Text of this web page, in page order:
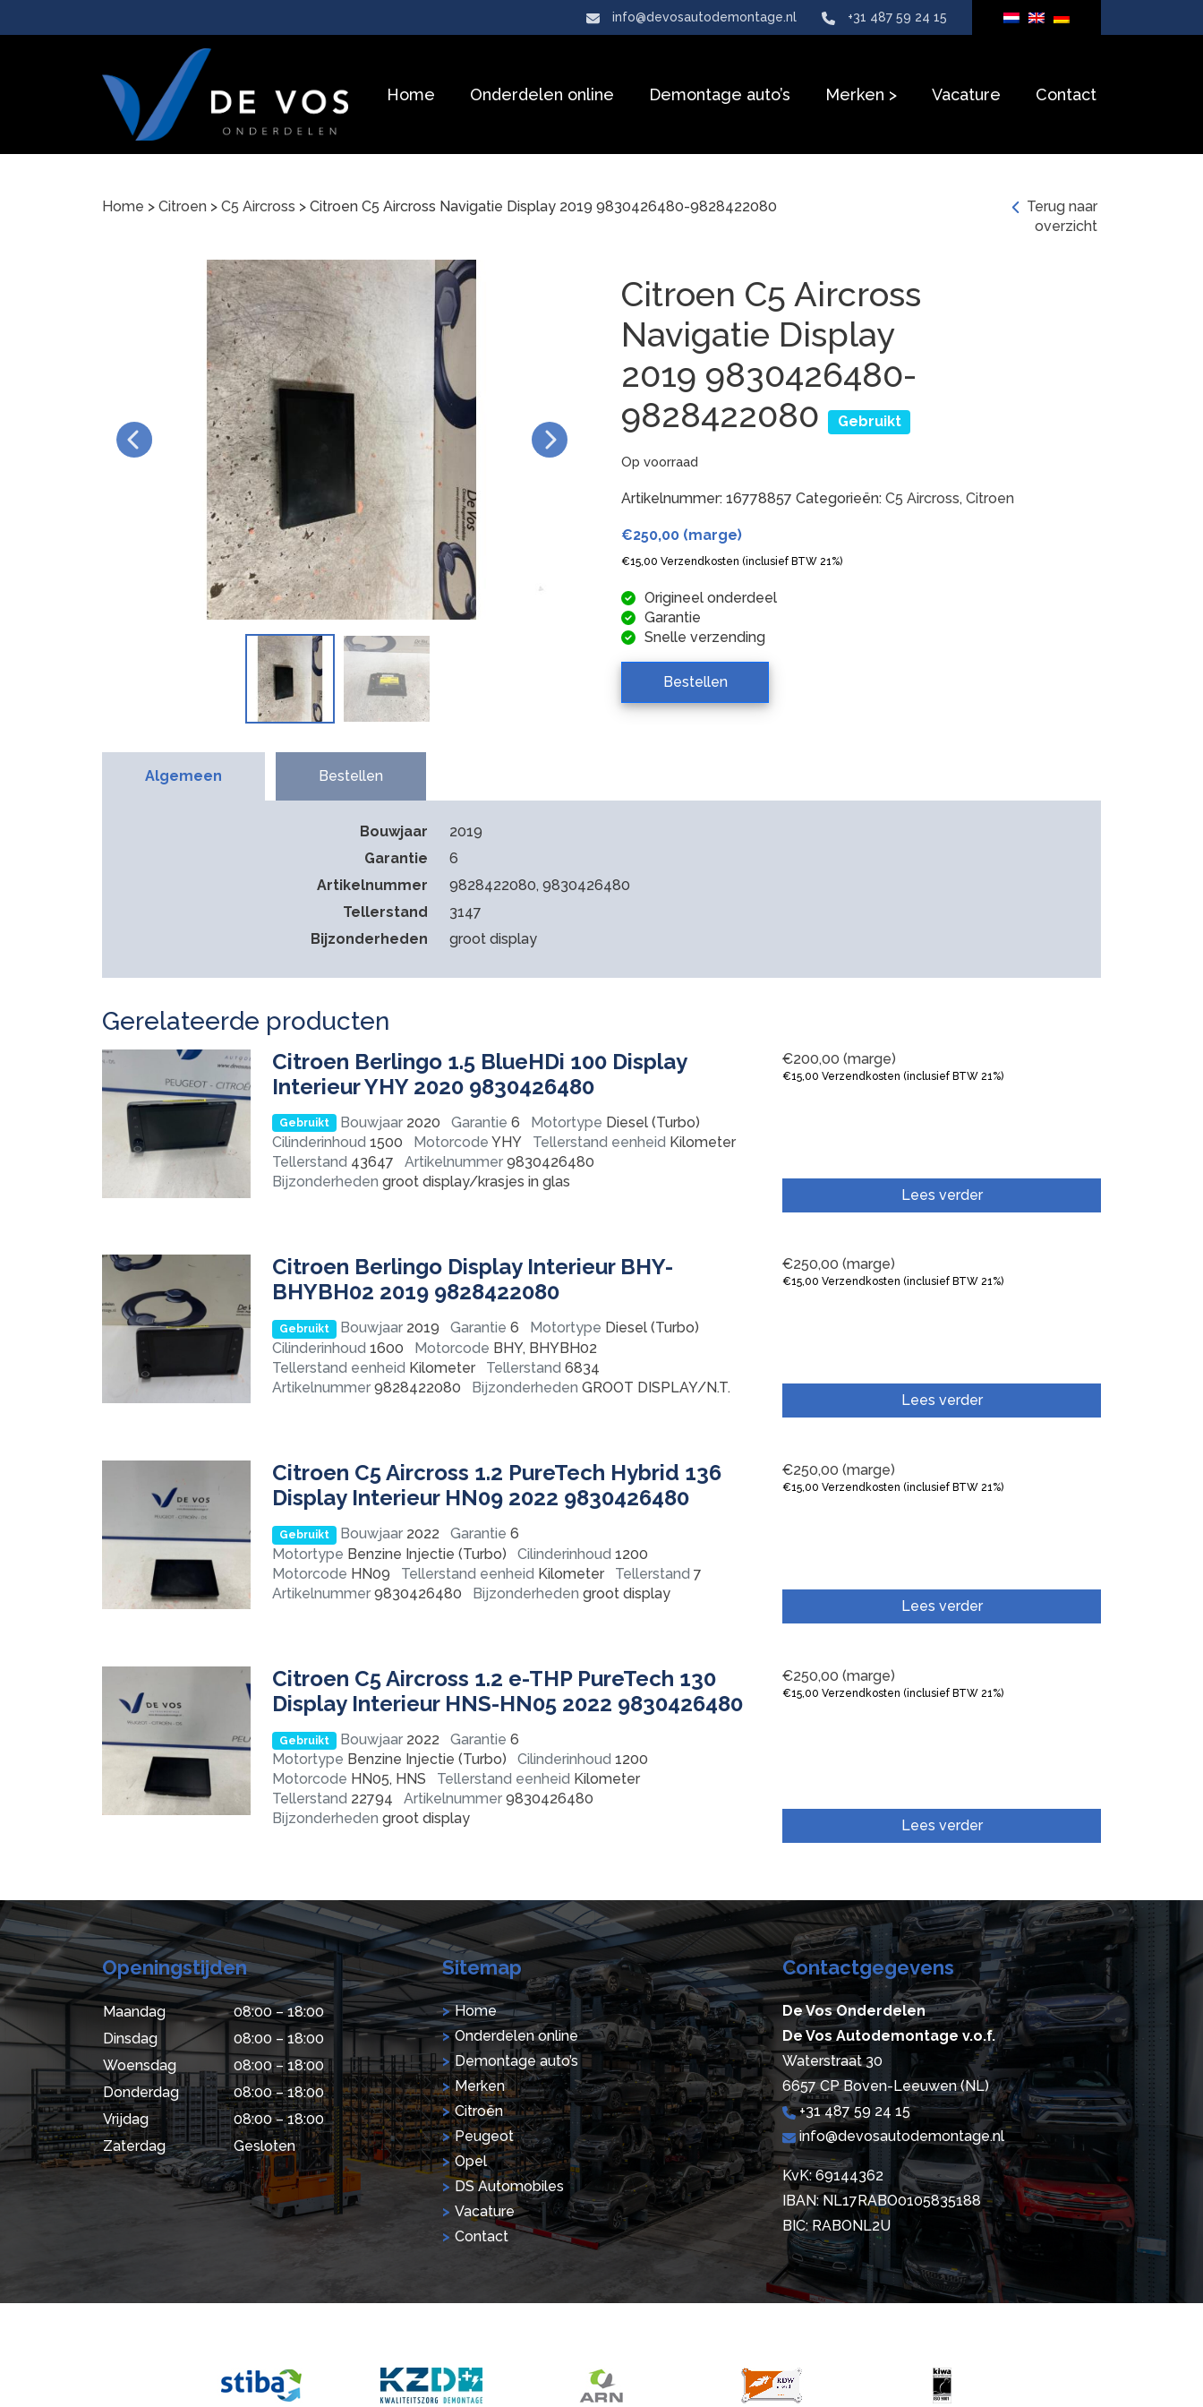
info@devosautodemontage.nl +31 487 59 24 15
Home Onderdelen online Demontage auto’s Merken Vacature Contact
Home > Citroen > C5 Aircross > Citroen C5 Aircross Navigatie Display 2019 9830426480-9828422080
Citroen C5 Aircross
Navigatie Display
2019 9830426480-
9828422080
Gebruikt
Terug naar
overzicht
Op voorraad
Artikelnummer:16778857 Categorieën:C5 Aircross,Citroen
€250,00 (marge)
€15,00 Verzendkosten (inclusief BTW 21%)
Origineel onderdeel
Garantie
Snelle verzending
Bestellen
Algemeen Bestellen
Bouwjaar
2019
Garantie
6
Artikelnummer
9828422080, 9830426480
Tellerstand
3147
Bijzonderheden
groot display
Gerelateerde producten
Citroen Berlingo 1.5 BlueHDi 100 Display
Interieur YHY 2020 9830426480
Gebruikt Bouwjaar2020 Garantie 6 Motortype Diesel (Turbo)
Cilinderinhoud 1500 Motorcode YHY Tellerstand eenheid Kilometer
Tellerstand 43647 Artikelnummer 9830426480
Bijzonderheden groot display/krasjes in glas
€200,00 (marge)
€15,00 Verzendkosten (inclusief BTW 21%)
Lees verder
Citroen Berlingo Display Interieur BHY-
BHYBH02 2019 9828422080
Gebruikt Bouwjaar2019 Garantie 6 Motortype Diesel (Turbo)
Cilinderinhoud 1600 Motorcode BHY, BHYBH02
Tellerstand eenheid Kilometer Tellerstand 6834
Artikelnummer 9828422080 Bijzonderheden GROOT DISPLAY/N.T.
€250,00 (marge)
€15,00 Verzendkosten (inclusief BTW 21%)
Lees verder
Citroen C5 Aircross 1.2 PureTech Hybrid 136
Display Interieur HN09 2022 9830426480
Gebruikt Bouwjaar2022 Garantie 6
Motortype Benzine Injectie (Turbo) Cilinderinhoud 1200
Motorcode HN09 Tellerstand eenheid Kilometer Tellerstand 7
Artikelnummer 9830426480 Bijzonderheden groot display
€250,00 (marge)
€15,00 Verzendkosten (inclusief BTW 21%)
Lees verder
Citroen C5 Aircross 1.2 e-THP PureTech 130
Display Interieur HNS-HN05 2022 9830426480
Gebruikt Bouwjaar2022 Garantie 6
Motortype Benzine Injectie (Turbo) Cilinderinhoud 1200
Motorcode HN05, HNS Tellerstand eenheid Kilometer
Tellerstand 22794 Artikelnummer 9830426480
Bijzonderheden groot display
€250,00 (marge)
€15,00 Verzendkosten (inclusief BTW 21%)
Lees verder
Openingstijden
Maandag
08:00 – 18:00
Dinsdag
08:00 – 18:00
Woensdag
08:00 – 18:00
Donderdag
08:00 – 18:00
Vrijdag
08:00 – 18:00
Zaterdag
Gesloten
Sitemap
Home
Onderdelen online
Demontage auto’s
Merken
Citroën
Peugeot
Opel
DS Automobiles
Vacature
Contact
Contactgegevens
De Vos Onderdelen
De Vos Autodemontage v.o.f.
Waterstraat 30
6657 CP Boven-Leeuwen (NL)
+31 487 59 24 15
info@devosautodemontage.nl
KvK: 69144362
IBAN: NL17RABO0105835188
BIC: RABONL2U